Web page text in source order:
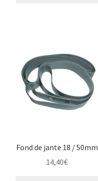
Fond de jante 18 / 50mm
14,40€